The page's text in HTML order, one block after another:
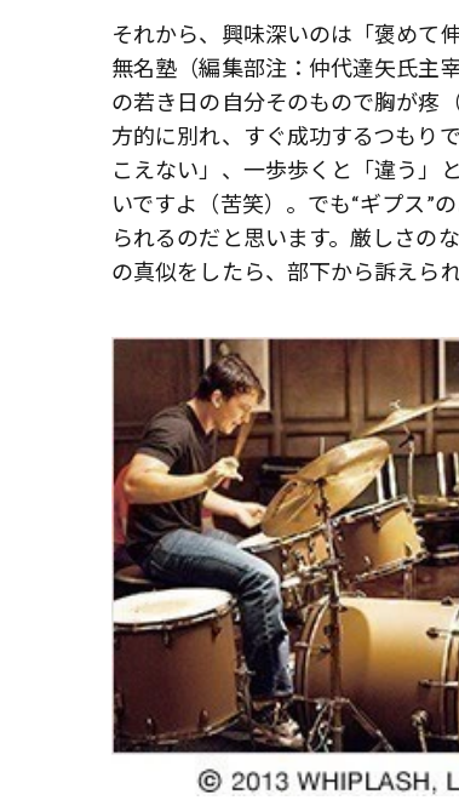
それから、興味深いのは「褒めて
無名塾（編集部注：仲代達矢氏主
の若き日の自分そのもので胸が疼
方的に別れ、すぐ成功するつもり
こえない」、一歩歩くと「違う」
いですよ（苦笑）。でも“ギプス”
られるのだと思います。厳しさの
の真似をしたら、部下から訴えら